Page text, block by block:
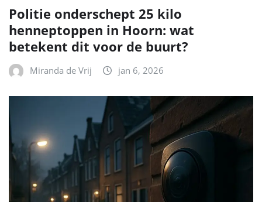
Politie onderschept 25 kilo
henneptoppen in Hoorn: wat
betekent dit voor de buurt?
Miranda de Vrij jan 6, 2026